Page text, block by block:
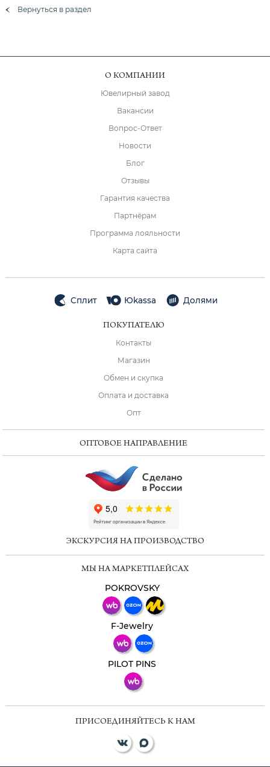
Вернуться в раздел
О КОМПАНИИ
Ювелирный завод
Вакансии
Вопрос-Ответ
Новости
Блог
Отзывы
Гарантия качества
Партнёрам
Программа лояльности
Карта сайта
Сплит Юkassa Долями
ПОКУПАТЕЛЮ
Контакты
Магазин
Обмен и скупка
Оплата и доставка
Опт
ОПТОВОЕ НАПРАВЛЕНИЕ
ЭКСКУРСИЯ НА ПРОИЗВОДСТВО
МЫ НА МАРКЕТПЛЕЙСАХ
POKROVSKY
F-Jewelry
PILOT PINS
ПРИСОЕДИНЯЙТЕСЬ К НАМ